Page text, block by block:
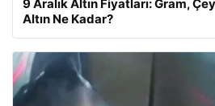
9 Aralık Altın Fiyatları: Gram,
Altın Ne Kadar?